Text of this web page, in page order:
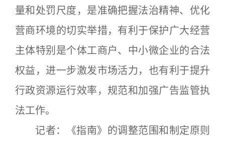
量和处罚尺度，是准确把握法治精神、优化
营商环境的切实举措，有利于保护广大经营
主体特别是个体工商户、中小微企业的合法
权益，进一步激发市场活力，也有利于提升
行政资源运行效率，规范和加强广告监管执
法工作。
记者：《指南》的调整范围和制定原则